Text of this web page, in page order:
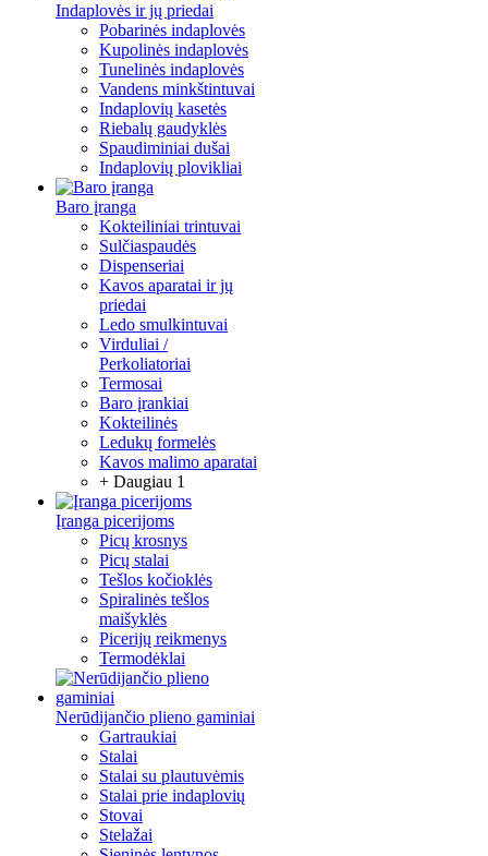
Indaplovės ir jų priedai
Pobarinės indaplovės
Kupolinės indaplovės
Tunelinės indaplovės
Vandens minkštintuvai
Indaplovių kasetės
Riebalų gaudyklės
Spaudiminiai dušai
Indaplovių plovikliai
Baro įranga
Kokteiliniai trintuvai
Sulčiaspaudės
Dispenseriai
Kavos aparatai ir jų
priedai
Ledo smulkintuvai
Virduliai /
Perkoliatoriai
Termosai
Baro įrankiai
Kokteilinės
Ledukų formelės
Kavos malimo aparatai
+ Daugiau 1
Įranga picerijoms
Picų krosnys
Picų stalai
Tešlos kočioklės
Spiralinės tešlos
maišyklės
Picerijų reikmenys
Termodėklai
Nerūdijančio plieno gaminiai
Gartraukiai
Stalai
Stalai su plautuvėmis
Stalai prie indaplovių
Stovai
Stelažai